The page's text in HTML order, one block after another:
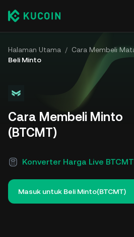
Halaman Utama / Cara Membeli
Beli Minto
Cara Membeli Minto
(BTCMT)
Konverter Harga Live BTCMT
Masuk untuk Beli Minto(BTCMT)